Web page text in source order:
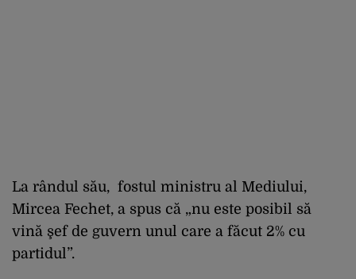
La rândul său, fostul ministru al Mediului,
Mircea Fechet, a spus că „nu este posibil să
vină şef de guvern unul care a făcut 2% cu
partidul”.